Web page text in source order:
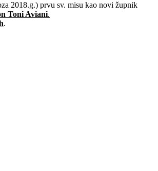
2018.g.) prvu sv. misu kao novi župnik
Toni Aviani.
.